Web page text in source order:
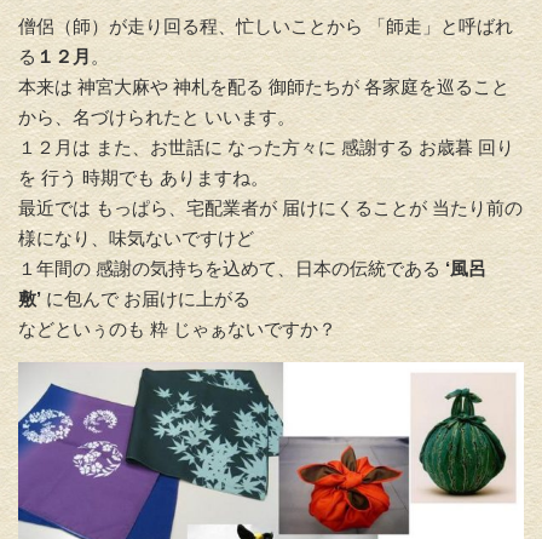
僧侶（師）が走り回る程、忙しいことから 「師走」と呼ばれ
る １２月 。
本来は 神宮大麻や 神札を配る 御師たちが 各家庭を巡ること
から、名づけられたと いいます。
１２月は また、お世話に なった方々に 感謝する お歳暮 回り
を 行う 時期でも ありますね。
最近では もっぱら、宅配業者が 届けにくることが 当たり前の
様になり、味気ないですけど
１年間の 感謝の気持ちを込めて、日本の伝統である ‘風呂
敷’ に包んで お届けに上がる
などといぅのも 粋 じゃぁないですか？